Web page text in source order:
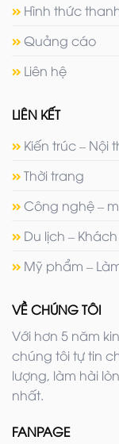
Hình thức
Quảng cáo
Liên hệ
LIÊN KẾT
Kiến trúc – Nội
Thời trang
Công nghệ –
Du lịch –
Mỹ phẩm –
VỀ CHÚNG TÔI
Với hơn 5 năm
chúng tôi tự tin
lượng, làm hài
nhất.
FANPAGE